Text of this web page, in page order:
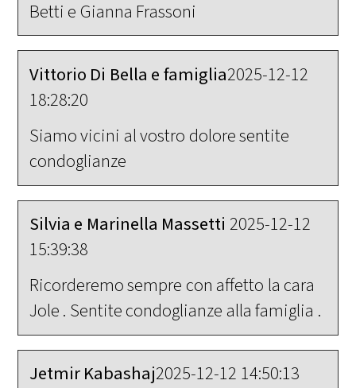
Betti e Gianna Frassoni
Vittorio Di Bella e famiglia2025-12-12
18:28:20
Siamo vicini al vostro dolore sentite
condoglianze
Silvia e Marinella Massetti 2025-12-12
15:39:38
Ricorderemo sempre con affetto la cara
Jole . Sentite condoglianze alla famiglia .
Jetmir Kabashaj2025-12-12 14:50:13